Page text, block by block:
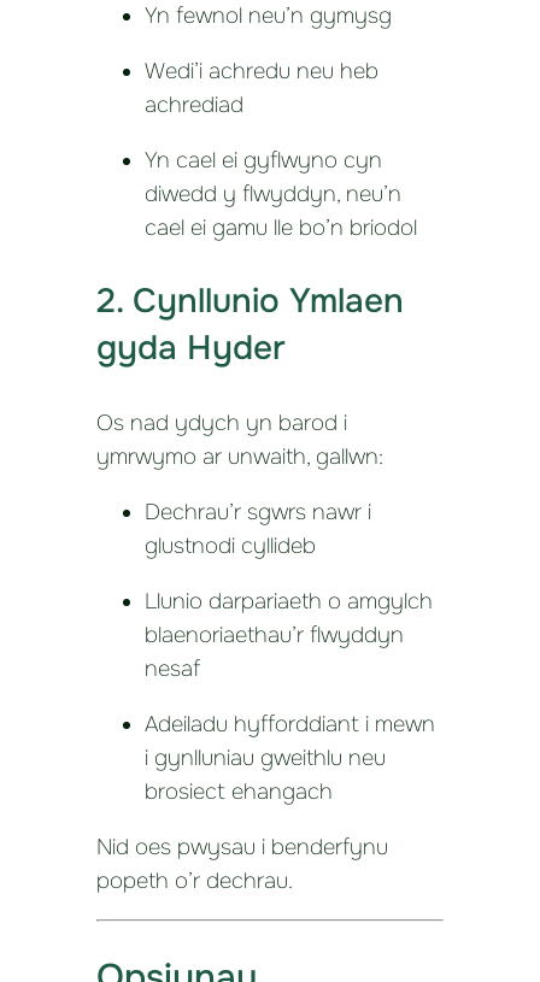
Yn fewnol neu’n gymysg
Wedi’i achredu neu heb
achrediad
Yn cael ei gyflwyno cyn
diwedd y flwyddyn, neu’n
cael ei gamu lle bo’n briodol
2. Cynllunio Ymlaen
gyda Hyder
Os nad ydych yn barod i
ymrwymo ar unwaith, gallwn:
Dechrau’r sgwrs nawr i
glustnodi cyllideb
Llunio darpariaeth o amgylch
blaenoriaethau’r flwyddyn
nesaf
Adeiladu hyfforddiant i mewn
i gynlluniau gweithlu neu
brosiect ehangach
Nid oes pwysau i benderfynu
popeth o’r dechrau.